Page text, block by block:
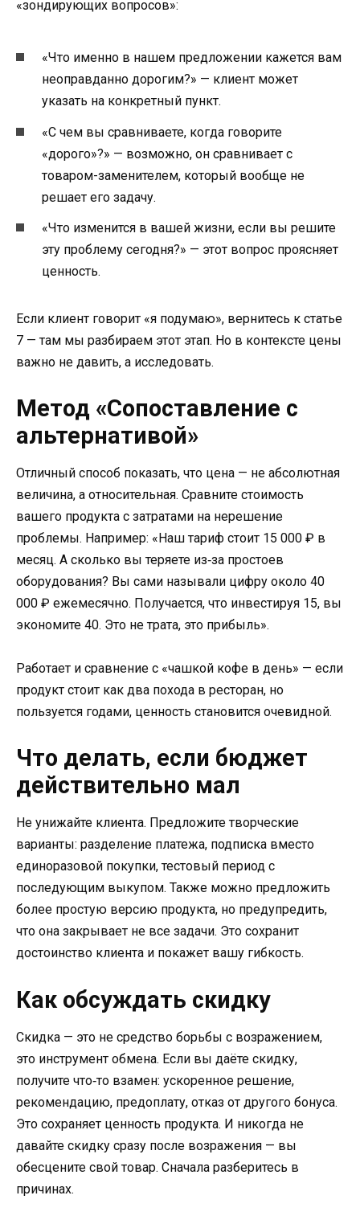
«зондирующих вопросов»:
«Что именно в нашем предложении кажется вам
неоправданно дорогим?» — клиент может
указать на конкретный пункт.
«С чем вы сравниваете, когда говорите
«дорого»?» — возможно, он сравнивает с
товаром-заменителем, который вообще не
решает его задачу.
«Что изменится в вашей жизни, если вы решите
эту проблему сегодня?» — этот вопрос проясняет
ценность.
Если клиент говорит «я подумаю», вернитесь к статье
7 — там мы разбираем этот этап. Но в контексте цены
важно не давить, а исследовать.
Метод «Сопоставление с
альтернативой»
Отличный способ показать, что цена — не абсолютная
величина, а относительная. Сравните стоимость
вашего продукта с затратами на нерешение
проблемы. Например: «Наш тариф стоит 15 000 ₽ в
месяц. А сколько вы теряете из‑за простоев
оборудования? Вы сами называли цифру около 40
000 ₽ ежемесячно. Получается, что инвестируя 15, вы
экономите 40. Это не трата, это прибыль».
Работает и сравнение с «чашкой кофе в день» — если
продукт стоит как два похода в ресторан, но
пользуется годами, ценность становится очевидной.
Что делать, если бюджет
действительно мал
Не унижайте клиента. Предложите творческие
варианты: разделение платежа, подписка вместо
единоразовой покупки, тестовый период с
последующим выкупом. Также можно предложить
более простую версию продукта, но предупредить,
что она закрывает не все задачи. Это сохранит
достоинство клиента и покажет вашу гибкость.
Как обсуждать скидку
Скидка — это не средство борьбы с возражением,
это инструмент обмена. Если вы даёте скидку,
получите что‑то взамен: ускоренное решение,
рекомендацию, предоплату, отказ от другого бонуса.
Это сохраняет ценность продукта. И никогда не
давайте скидку сразу после возражения — вы
обесцените свой товар. Сначала разберитесь в
причинах.